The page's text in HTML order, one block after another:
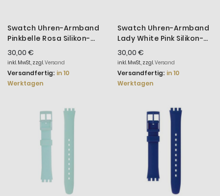
Swatch Uhren-Armband
Pinkbelle Rosa Silikon-
Band ALP150
30,00 €
inkl. MwSt., zzgl.Versand
Versandfertig: in 10
Werktagen
Swatch Uhren-Armband
Lady White Pink Silikon-
Band ALW146
30,00 €
inkl. MwSt., zzgl.Versand
Versandfertig: in 10
Werktagen